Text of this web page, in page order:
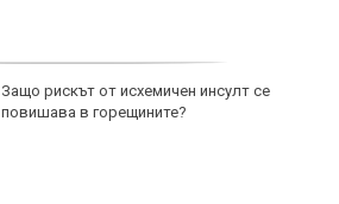
Защо рискът от исхемичен инсулт се
повишава в горещините?